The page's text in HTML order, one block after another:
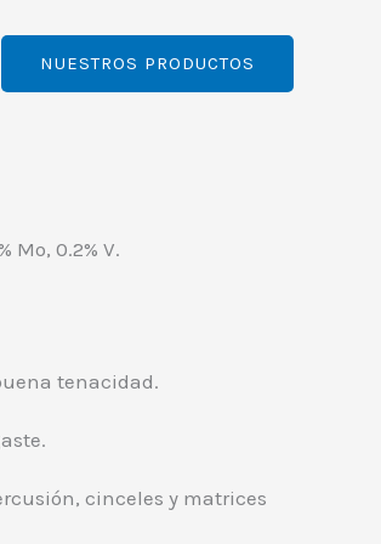
NUESTROS PRODUCTOS
Mo, 0.2% V.
tenacidad.
cinceles y matrices